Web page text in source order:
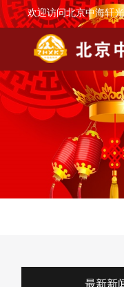
欢迎访问北京中海轩
最新新